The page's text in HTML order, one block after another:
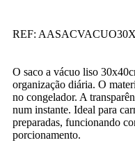
REF:
O saco a vácuo liso
organização diária. O
no congelador. A
num instante. Ideal para
preparadas, funcionando
porcionamento.